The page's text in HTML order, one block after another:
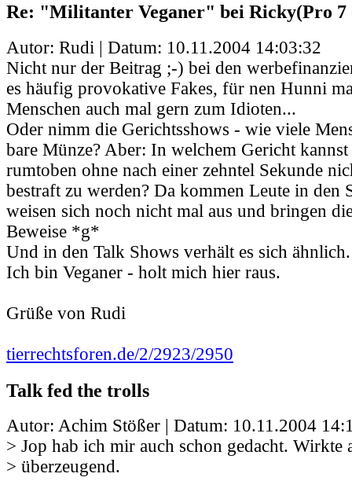
Re: "Militanter Veganer" bei Ricky(Pro 7
Autor: Rudi | Datum: 10.11.2004 14:03:32
Nicht nur der Beitrag ;-) bei den
es häufig provokative Fakes, für nen Hunni
Menschen auch mal gern zum Idioten...
Oder nimm die Gerichtsshows - wie viele
bare Münze? Aber: In welchem Gericht
rumtoben ohne nach einer zehntel Sekunde
bestraft zu werden? Da kommen Leute in den
weisen sich noch nicht mal aus und bringen
Beweise *g*
Und in den Talk Shows verhält es sich ähnlich.
Ich bin Veganer - holt mich hier raus.
Grüße von Rudi
tierrechtsforen.de/2/2923/2950
Talk fed the trolls
Autor: Achim Stößer | Datum: 10.11.2004
> Jop hab ich mir auch schon gedacht. Wirkte
> überzeugend.